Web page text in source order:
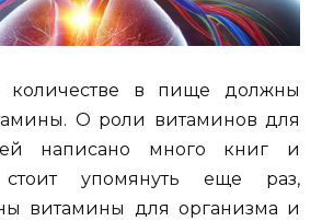
количестве в пище должны
О роли витаминов для
написано много книг и
упомянуть еще раз,
витамины для организма и